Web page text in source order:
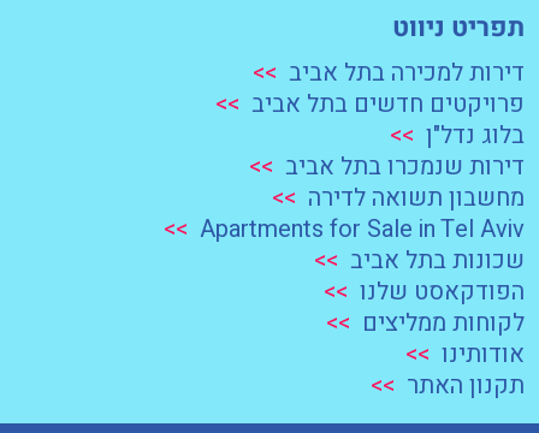
תפריט ניווט
דירות למכירה בתל אביב >>
פרויקטים חדשים בתל אביב >>
בלוג נדל"ן
>>
דירות שנמכרו בתל אביב >>
מחשבון תשואה לדירה >>
Apartments for Sale in Tel Aviv
>>
שכונות בתל אביב >>
הפודקאסט שלנו
>>
לקוחות ממליצים >>
אודותינו
>>
תקנון האתר >>